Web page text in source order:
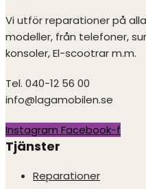
Vi utför reparationer på
modeller, från telefoner,
konsoler, El-scootrar m.m.
Tel. 040-12 56 00
info@lagamobilen.se
Instagram Facebook-f
Tjänster
Reparationer